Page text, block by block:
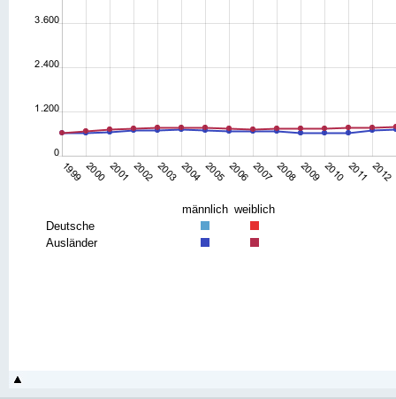
männlich weiblich
Deutsche
Ausländer